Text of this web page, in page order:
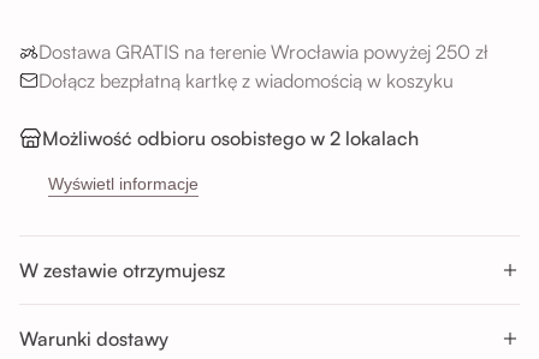
Dostawa GRATIS na terenie Wrocławia powyżej 250 zł
Dołącz bezpłatną kartkę z wiadomością w koszyku
Możliwość odbioru osobistego w 2 lokalach
Sikorskiego 5H, 53-659 Wrocław
Godziny odbioru:
Pon-Sob : 11:00 - 14:00; 14:00 - 17:00; 17:00 - 20:00
Nd : 11:00 - 14:00; 14:00 - 17:00
Wyświetl informacje
W zestawie otrzymujesz
Warunki dostawy